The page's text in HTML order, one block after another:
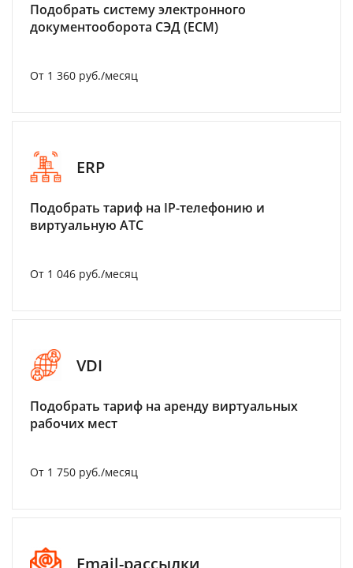
Подобрать систему электронного
документооборота СЭД (ECM)
От 1 360 руб./месяц
ERP
Подобрать тариф на IP-телефонию и
виртуальную АТС
От 1 046 руб./месяц
VDI
Подобрать тариф на аренду виртуальных
рабочих мест
От 1 750 руб./месяц
Email-рассылки